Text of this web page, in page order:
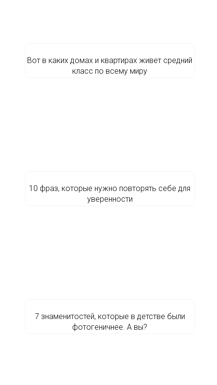
Вот в каких домах и квартирах живет средний
класс по всему миру
10 фраз, которые нужно повторять себе для
уверенности
7 знаменитостей, которые в детстве были
фотогеничнее. А вы?